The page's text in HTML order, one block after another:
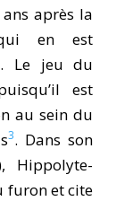
après la
en est
Le jeu du
est
au sein du
3. Dans son
Hippolyte-
furon et cite